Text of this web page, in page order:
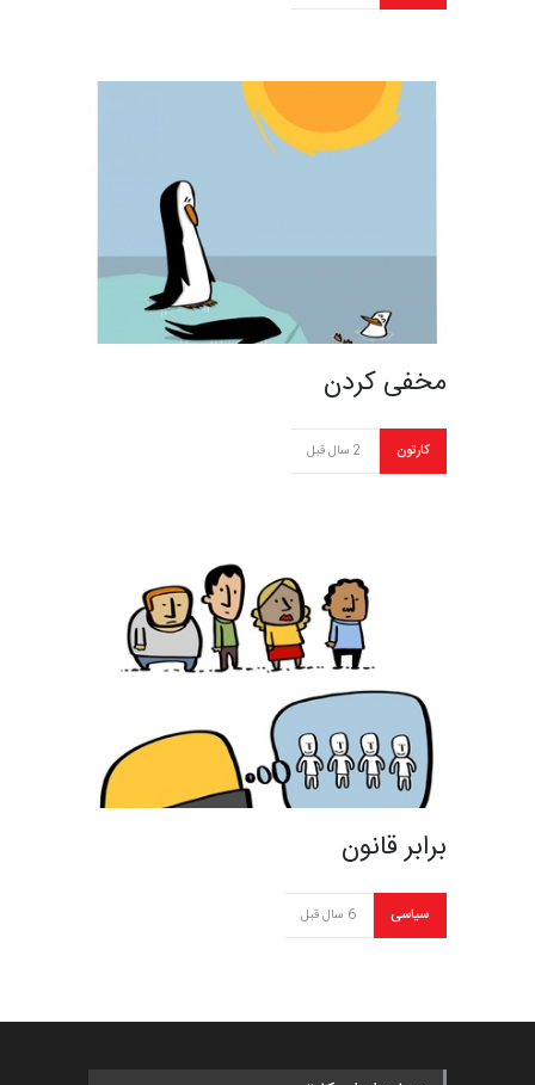
مخفی کردن
کارتون 2 سال قبل
برابر قانون
سیاسی 6 سال قبل